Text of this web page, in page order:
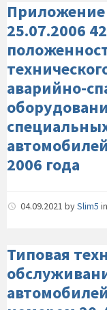
Приложение
25.07.2006
аварийно-
2006 года
04.09.2021 bySlim5 in
Типовая